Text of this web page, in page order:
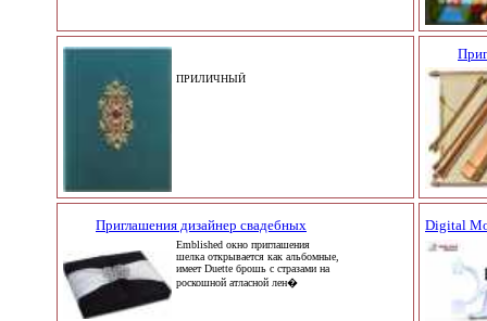
ПРИЛИЧНЫЙ
Приглашения дизайнер свадебных
Emblished окно приглашения
шелка открывается как альбомные,
имеет Duette брошь с стразами на
роскошной атласной лен�
Digital